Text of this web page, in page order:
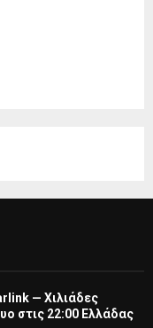
— Χιλιάδες
στις 22:00 Ελλάδας